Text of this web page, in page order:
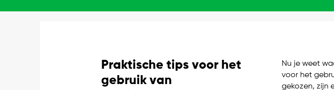
Praktische tips voor het
gebruik van
Nu je weet
voor het
gekozen, zijn